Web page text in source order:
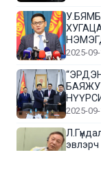
2025-
2025-
эвлэрч